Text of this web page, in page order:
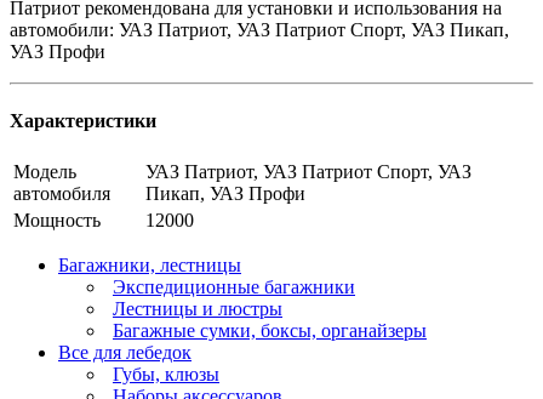
Патриот рекомендована для установки и использования на
автомобили: УАЗ Патриот, УАЗ Патриот Спорт, УАЗ Пикап,
УАЗ Профи
Характеристики
Модель
автомобиля
УАЗ Патриот, УАЗ Патриот Спорт, УАЗ
Пикап, УАЗ Профи
Мощность
12000
Багажники, лестницы
Экспедиционные багажники
Лестницы и люстры
Багажные сумки, боксы, органайзеры
Все для лебедок
Губы, клюзы